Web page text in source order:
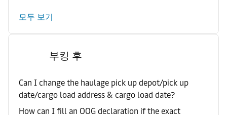
모두 보기
부킹 후
Can I change the haulage pick up depot/pick up
date/cargo load address & cargo load date?
How can I fill an OOG declaration if the exact